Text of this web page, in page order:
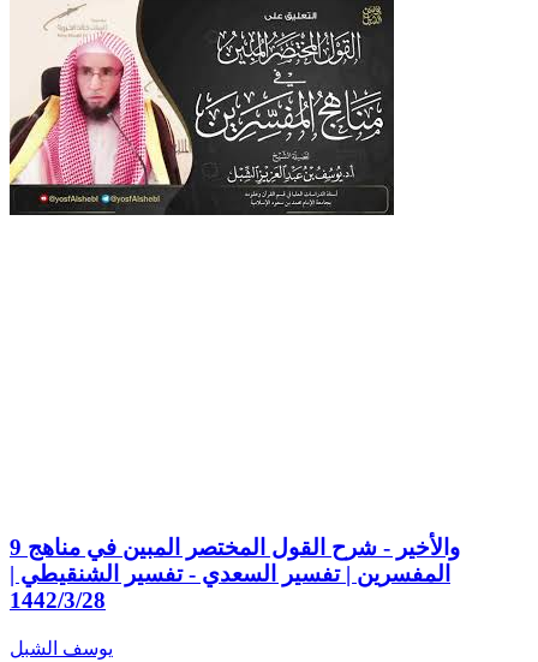
9 والأخير - شرح القول المختصر المبين في مناهج
المفسرين | تفسير السعدي - تفسير الشنقيطي |
1442/3/28
يوسف الشبل